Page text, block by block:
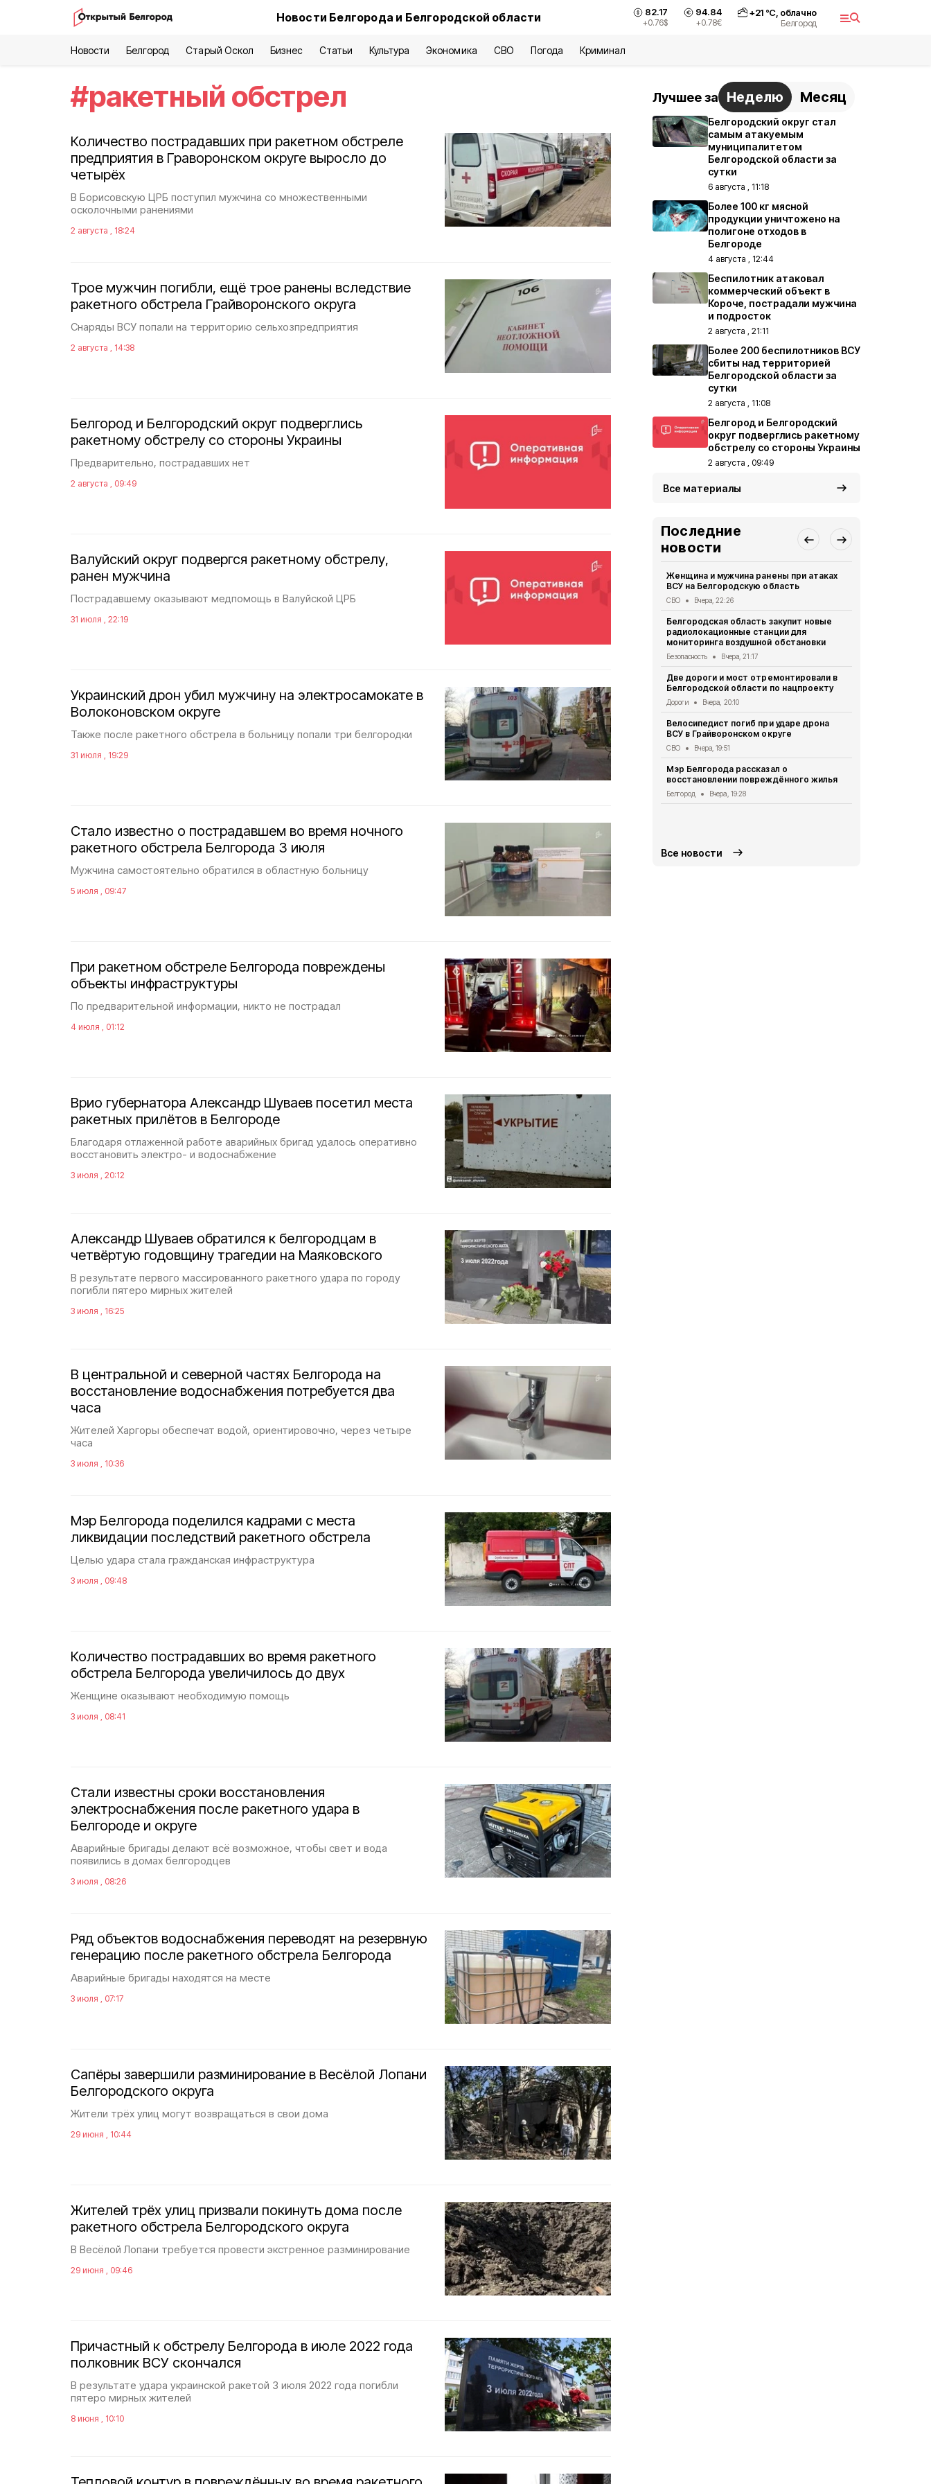
Новости Белгорода и Белгородской области 82.17
+0.76$
94.84
+0.78€
+21°С, облачно
Белгород
Новости Белгород Старый Оскол Бизнес Статьи Культура Экономика СВО Погода Криминал
#ракетный обстрел
Количество пострадавших при ракетном обстреле
предприятия в Граворонском округе выросло до
четырёх
В Борисовскую ЦРБ поступил мужчина со множественными
осколочными ранениями
2 августа , 18:24
Трое мужчин погибли, ещё трое ранены вследствие
ракетного обстрела Грайворонского округа
Снаряды ВСУ попали на территорию сельхозпредприятия
2 августа , 14:38
Белгород и Белгородский округ подверглись
ракетному обстрелу со стороны Украины
Предварительно, пострадавших нет
2 августа , 09:49
Валуйский округ подвергся ракетному обстрелу,
ранен мужчина
Пострадавшему оказывают медпомощь в Валуйской ЦРБ
31 июля , 22:19
Украинский дрон убил мужчину на электросамокате в
Волоконовском округе
Также после ракетного обстрела в больницу попали три белгородки
31 июля , 19:29
Стало известно о пострадавшем во время ночного
ракетного обстрела Белгорода 3 июля
Мужчина самостоятельно обратился в областную больницу
5 июля , 09:47
При ракетном обстреле Белгорода повреждены
объекты инфраструктуры
По предварительной информации, никто не пострадал
4 июля , 01:12
Врио губернатора Александр Шуваев посетил места
ракетных прилëтов в Белгороде
Благодаря отлаженной работе аварийных бригад удалось оперативно
восстановить электро- и водоснабжение
3 июля , 20:12
Александр Шуваев обратился к белгородцам в
четвёртую годовщину трагедии на Маяковского
В результате первого массированного ракетного удара по городу
погибли пятеро мирных жителей
3 июля , 16:25
В центральной и северной частях Белгорода на
восстановление водоснабжения потребуется два
часа
Жителей Харгоры обеспечат водой, ориентировочно, через четыре
часа
3 июля , 10:36
Мэр Белгорода поделился кадрами с места
ликвидации последствий ракетного обстрела
Целью удара стала гражданская инфраструктура
3 июля , 09:48
Количество пострадавших во время ракетного
обстрела Белгорода увеличилось до двух
Женщине оказывают необходимую помощь
3 июля , 08:41
Стали известны сроки восстановления
электроснабжения после ракетного удара в
Белгороде и округе
Аварийные бригады делают всë возможное, чтобы свет и вода
появились в домах белгородцев
3 июля , 08:26
Ряд объектов водоснабжения переводят на резервную
генерацию после ракетного обстрела Белгорода
Аварийные бригады находятся на месте
3 июля , 07:17
Сапёры завершили разминирование в Весёлой Лопани
Белгородского округа
Жители трёх улиц могут возвращаться в свои дома
29 июня , 10:44
Жителей трёх улиц призвали покинуть дома после
ракетного обстрела Белгородского округа
В Весёлой Лопани требуется провести экстренное разминирование
29 июня , 09:46
Причастный к обстрелу Белгорода в июле 2022 года
полковник ВСУ скончался
В результате удара украинской ракетой 3 июля 2022 года погибли
пятеро мирных жителей
8 июня , 10:10
Лучшее за Неделю Месяц
Белгородский округ стал
самым атакуемым
муниципалитетом
Белгородской области за
сутки
6 августа , 11:18
Более 100 кг мясной
продукции уничтожено на
полигоне отходов в
Белгороде
4 августа , 12:44
Беспилотник атаковал
коммерческий объект в
Короче, пострадали мужчина
и подросток
2 августа , 21:11
Более 200 беспилотников ВСУ
сбиты над территорией
Белгородской области за
сутки
2 августа , 11:08
Белгород и Белгородский
округ подверглись ракетному
обстрелу со стороны Украины
2 августа , 09:49
Все материалы
Последние
новости
Женщина и мужчина ранены при атаках
ВСУ на Белгородскую область
СВО Вчера, 22:26
Белгородская область закупит новые
радиолокационные станции для
мониторинга воздушной обстановки
Безопасность Вчера, 21:17
Две дороги и мост отремонтировали в
Белгородской области по нацпроекту
Дороги Вчера, 20:10
Велосипедист погиб при ударе дрона
ВСУ в Грайворонском округе
СВО Вчера, 19:51
Мэр Белгорода рассказал о
восстановлении повреждённого жилья
Белгород Вчера, 19:28
Все новости